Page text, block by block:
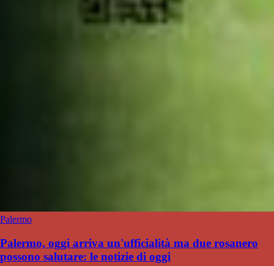
Palermo
Palermo, oggi arriva un'ufficialità ma due rosanero
possono salutare: le notizie di oggi